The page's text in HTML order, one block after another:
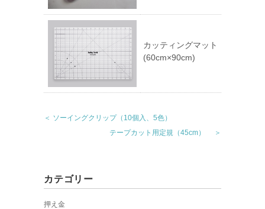
カッティングマット
(60cm×90cm)
＜ ソーイングクリップ（10個入、5色）
テープカット用定規（45cm） ＞
カテゴリー
押え金